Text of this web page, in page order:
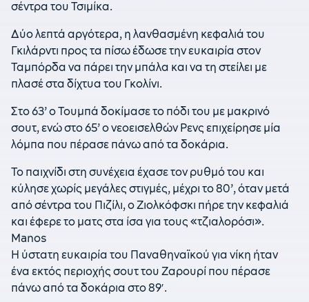
σέντρα του Τσιμίκα.
Δύο λεπτά αργότερα, η λανθασμένη κεφαλιά του
Γκιλάρντι προς τα πίσω έδωσε την ευκαιρία στον
Ταμπόρδα να πάρει την μπάλα και να τη στείλει με
πλασέ στα δίχτυα του Γκολίνι.
Στο 63’ ο Τουμπά δοκίμασε το πόδι του με μακρινό
σουτ, ενώ στο 65’ ο νεοεισελθών Ρενς επιχείρησε μία
λόμπα που πέρασε πάνω από τα δοκάρια.
Το παιχνίδι στη συνέχεια έχασε τον ρυθμό του και
κύλησε χωρίς μεγάλες στιγμές, μέχρι το 80’, όταν μετά
από σέντρα του Πιζίλι, ο Ζιολκόφσκι πήρε την κεφαλιά
και έφερε το ματς στα ίσα για τους «τζιαλορόσι».
Manos
Η ύστατη ευκαιρία του Παναθηναϊκού για νίκη ήταν
ένα εκτός περιοχής σουτ του Ζαρουρί που πέρασε
πάνω από τα δοκάρια στο 89′.